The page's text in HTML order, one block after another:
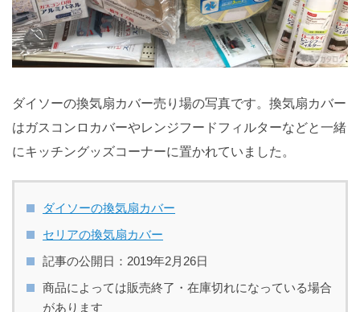
ダイソーの換気扇カバー売り場の写真です。換気扇カバー
はガスコンロカバーやレンジフードフィルターなどと一緒
にキッチングッズコーナーに置かれていました。
ダイソーの換気扇カバー
セリアの換気扇カバー
記事の公開日：2019年2月26日
商品によっては販売終了・在庫切れになっている場合
があります